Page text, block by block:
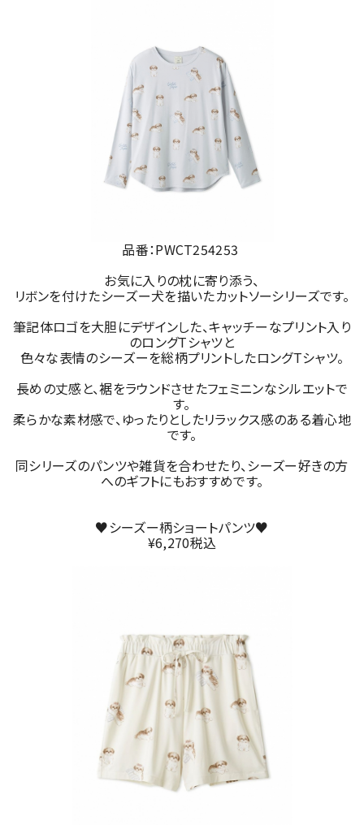
品番：PWCT254253
お気に入りの枕に寄り添う、
リボンを付けたシーズー犬を描いたカットソーシリーズです。
筆記体ロゴを大胆にデザインした、キャッチーなプリント入り
のロングTシャツと
色々な表情のシーズーを総柄プリントしたロングTシャツ。
長めの丈感と、裾をラウンドさせたフェミニンなシルエットで
す。
柔らかな素材感で、ゆったりとしたリラックス感のある着心地
です。
同シリーズのパンツや雑貨を合わせたり、シーズー好きの方
へのギフトにもおすすめです。
♥シーズー柄ショートパンツ♥
¥6,270税込